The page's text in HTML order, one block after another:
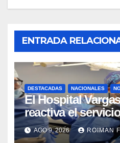
ENTRADA
DESTACADAS NACIONALES
El Hospital
reactiva el
Retrógrada
AGO 9, 2026 ROIMAN